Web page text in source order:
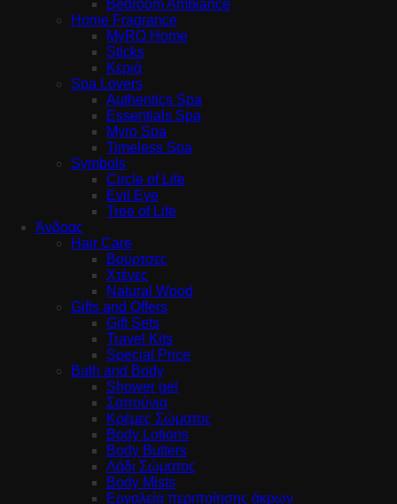
Bedroom Ambiance
Home Fragrance
MyRO Home
Sticks
Κεριά
Spa Lovers
Authentics Spa
Essentials Spa
Myro Spa
Timeless Spa
Symbols
Circle of Life
Evil Eye
Tree of Life
Άνδρας
Hair Care
Βούρτσες
Χτένες
Natural Wood
Gifts and Offers
Gift Sets
Travel Kits
Special Price
Bath and Body
Shower gel
Σαπούνια
Κρέμες Σώματος
Body Lotions
Body Butters
Λάδι Σώματος
Body Mists
Εργαλεία περιποίησης άκρων